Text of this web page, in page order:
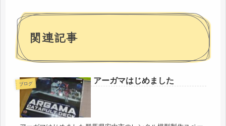
関連記事
ブログ アーガマはじめました